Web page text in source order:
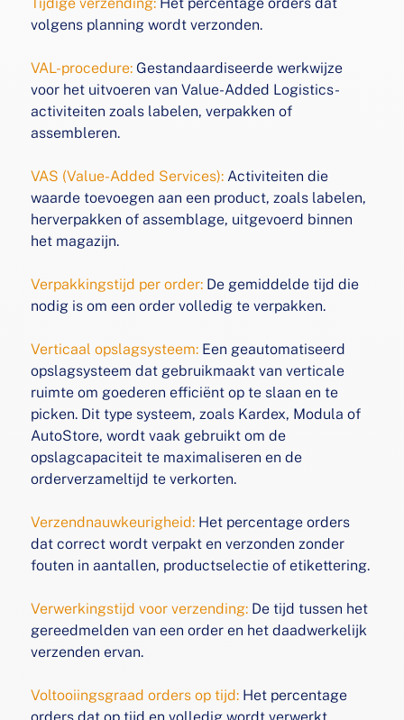
volgens planning wordt verzonden.
VAL-procedure: Gestandaardiseerde werkwijze
voor het uitvoeren van Value-Added Logistics-
activiteiten zoals labelen, verpakken of
assembleren.
VAS (Value-Added Services): Activiteiten die
waardetoevoegen aan een product, zoals labelen,
herverpakken of assemblage, uitgevoerd binnen
het magazijn.
Verpakkingstijd per order: De gemiddelde tijd die
nodig isom een order volledig te verpakken.
Verticaal opslagsysteem: Een geautomatiseerd
opslagsysteem dat gebruikmaakt van verticale
ruimte om goederenefficiënt op te slaan en te
picken. Dit type systeem, zoals Kardex, Modula of
AutoStore, wordt vaak gebruikt om de
opslagcapaciteit te maximaliseren en de
orderverzameltijdte verkorten.
Verzendnauwkeurigheid: Het percentage orders
dat correctwordt verpakt en verzonden zonder
fouten in aantallen, productselectie of etikettering.
Verwerkingstijd voor verzending: De tijd tussen het
gereedmelden van een order en het daadwerkelijk
verzenden ervan.
Voltooiingsgraad orders op tijd: Het percentage